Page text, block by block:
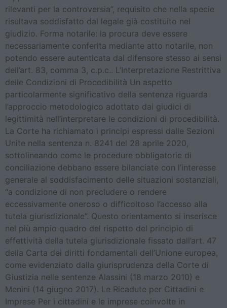
rilevanti per la controversia”, requisito che nella specie
risultava soddisfatto dal legale già costituito nel
giudizio. Forma notarile: la procura deve essere
necessariamente conferita mediante atto notarile, non
potendo essere autenticata dal difensore stesso ai sensi
dell’art. 83, comma 3, c.p.c.. L’Interpretazione Restrittiva
delle Condizioni di Procedibilità Un aspetto
particolarmente significativo della sentenza riguarda
l’approccio metodologico adottato dai giudici di
legittimità nell’interpretare le condizioni di procedibilità.
La Corte ha richiamato i principi espressi dalle Sezioni
Unite nella sentenza n. 8241 del 28 aprile 2020,
sottolineando come le procedure obbligatorie di
conciliazione debbano essere bilanciate con l’interesse
generale al soddisfacimento delle situazioni sostanziali,
“a condizione di non precludere o rendere
eccessivamente oneroso o difficoltoso l’accesso alla
tutela giurisdizionale”. Questo orientamento si inserisce
nel più ampio quadro del rispetto del principio di
effettività della tutela giurisdizionale fissato dall’art. 47
della Carta dei diritti fondamentali dell’Unione europea,
come evidenziato dalla giurisprudenza della Corte di
Giustizia nelle sentenze Alassini (18 marzo 2010) e
Menini (14 giugno 2017). Le Ricadute per Cittadini e
Imprese Per i cittadini e le imprese coinvolte in